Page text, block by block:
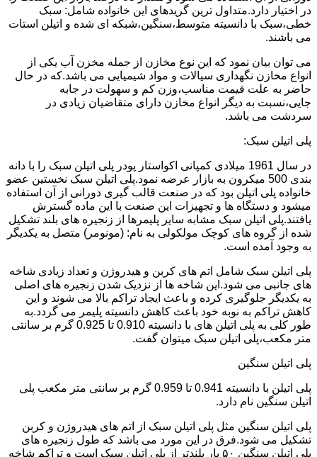
در اختیار دارد.متداول ترین گریدهای این خانواده شامل: سبک
خطی،سبک با دانسیته متوسط،سنگین،شبکه ای شده و اتیلن استات
می باشند.
می توان بیان نمود که این نوع مخازن از جمله مخزن آب یکی از
انواع مخازن نگهداری سیالات و مواد شیمیایی می باشد.که در حال
حاضر به علت قیمت مناسب،وزن کم و سهولت در جابه
جایی،نسبت به دیگر انواع مخازن دارای متقاضیان زیادی در
سردشت می باشد.
پلی اتیلن سبک:
در سال 1961 میلادی کمپانی اکواستار پودر پلی اتیلن سبک را با دانه
بندی 500 میکرون به بازار عرضه نمود.پلی اتیلن سبک نخستین عضو
خانواده پلی اتیلن بود که در صنعت قالب گیری دورانی از آن استفاده
میشود و دستگاه ها و تجهیزات این صنعت با این ماده گسترش
یافتند.پلی اتیلن سبک مشابه سایر پلیمرها از زنجیره های بلند تشکیل
شده از گروه های کوچک مولکولی به نام: (مونومر) متصل به یکدیگر
به وجود آمده است.
پلی اتیلن سبک شامل اتم های کربن و هیدروژن و تعداد زیادی شاخه
های جانبی می شود.این شاخه ها از نزدیک شدن زنجیره های اصلی
به یکدیگر جلوگیری کرده و باعث ایجاد تراکم بالا می شوند و این
کاهش تراکم به نوبه خود باعث کاهش دانسیته پلیمر می گردد.به
طور کلی به پلی اتیلن های با دانسیته 0.910 تا 0.925 گرم بر سانتی
متر مکعب،پلی اتیلن سبک میتوان گفت.
پلی اتیلن سنگین
پلی اتیلن با دانسیته 0.941 تا 0.959 گرم بر سانتی متر مکعب پلی
اتیلن سنگین نام دارد.
پلی اتیلن سنگین مثل پلی اتیلن سبک از اتم های هیدروژن و کربن
تشکیل می شود.فرق در این مورد می باشد که طول زنجیره های
پلی اتیلن سنگین ۵۰ بار بلندتر از پلی اتیلن سبک است و تراکم شاخه